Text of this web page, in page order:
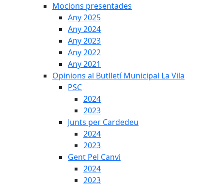
Mocions presentades
Any 2025
Any 2024
Any 2023
Any 2022
Any 2021
Opinions al Butlletí Municipal La Vila
PSC
2024
2023
Junts per Cardedeu
2024
2023
Gent Pel Canvi
2024
2023